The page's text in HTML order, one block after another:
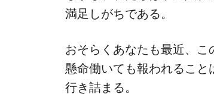
満足しがちである。
おそらくあなたも最近、
懸命働いても報われるこ
行き詰まる。